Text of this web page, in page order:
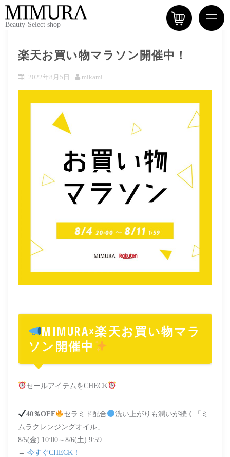
Beauty-Select shop
楽天お買い物マラソン開催中！
2022年8月5日 mikami
MIMURA×楽天お買い物マラ
ソン開催中
セールアイテムをCHECK
40％OFF セラミド配合
洗い上がりも潤いが続く「ミ
ムラクレンジングオイル」
8/5(金) 10:00～8/6(土) 9:59
→ 今すぐCHECK！